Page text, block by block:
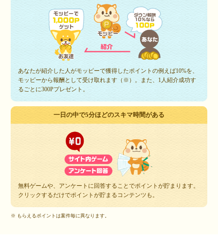
あなたが紹介した人がモッピーで獲得したポイントの例えば10%を、
モッピーから報酬として受け取れます（※）。また、1人紹介成功す
るごとに300Pプレゼント。
一日の中で5分ほどのスキマ時間がある
無料ゲームや、アンケートに回答することでポイントが貯まります。
クリックするだけでポイントが貯まるコンテンツも。
※ もらえるポイントは案件毎に異なります。